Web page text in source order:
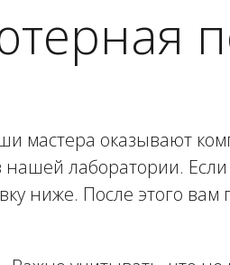
мастера оказывают
нашей лаборатории.
ниже. После этого